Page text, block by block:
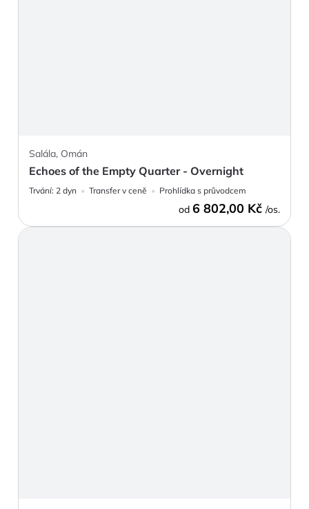
Salála, Omán
Echoes of the Empty Quarter - Overnight
Trvání: 2 dyn Transfer v ceně Prohlídka s průvodcem
od 6 802,00 Kč /os.